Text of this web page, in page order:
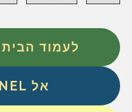
לעמוד הבית OUTPANEL
אל RUNPANEL